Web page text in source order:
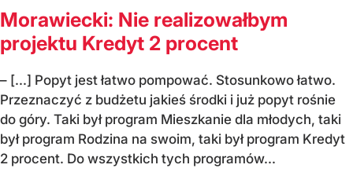
Morawiecki: Nie realizowałbym
projektu Kredyt 2 procent
– [...] Popyt jest łatwo pompować. Stosunkowo łatwo.
Przeznaczyć z budżetu jakieś środki i już popyt rośnie
do góry. Taki był program Mieszkanie dla młodych, taki
był program Rodzina na swoim, taki był program Kredyt
2 procent. Do wszystkich tych programów...